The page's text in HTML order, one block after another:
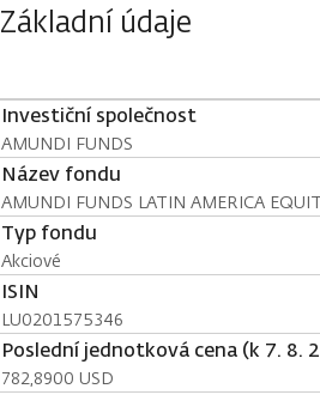
Základní údaje
Investiční společnost
AMUNDI FUNDS
Název fondu
AMUNDI FUNDS LATIN AMERICA
Typ fondu
Akciové
ISIN
LU0201575346
Poslední jednotková cena (k 7. 8.
782,8900 USD